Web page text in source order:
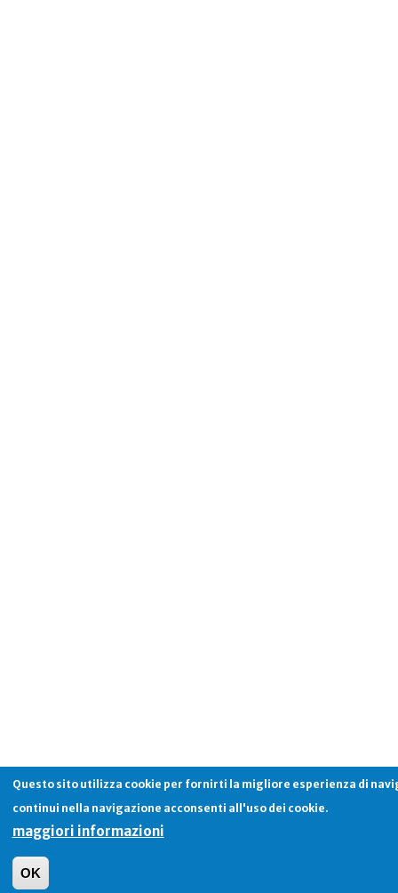
Questo sito utilizza cookie per fornirti la migliore esperienza di
continui nella navigazione acconsenti all'uso dei cookie.
maggiori informazioni
OK